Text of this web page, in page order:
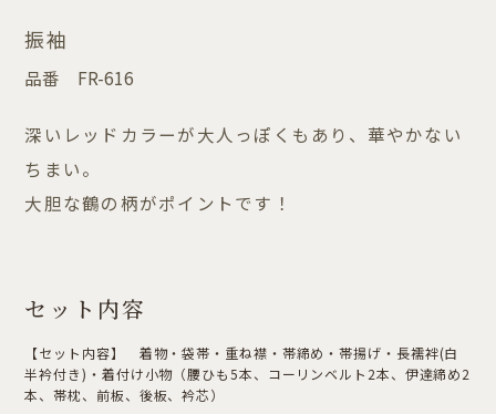
振袖
品番 FR-616
深いレッドカラーが大人っぽくもあり、華やかない
ちまい。
大胆な鶴の柄がポイントです！
セット内容
【セット内容】 着物・袋帯・重ね襟・帯締め・帯揚げ・長襦袢(白
半衿付き)・着付け小物（腰ひも5本、コーリンベルト2本、伊達締め2
本、帯枕、前板、後板、衿芯）